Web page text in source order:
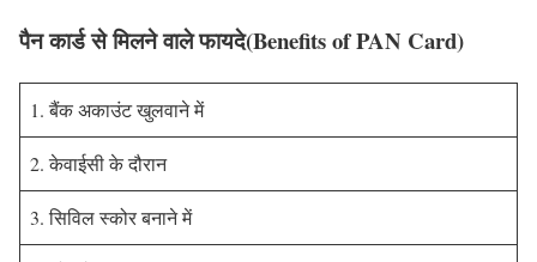
पैन कार्ड से मिलने वाले फायदे(Benefits of PAN Card)
1. बैंक अकाउंट खुलवाने में
2. केवाईसी के दौरान
3. सिविल स्कोर बनाने में